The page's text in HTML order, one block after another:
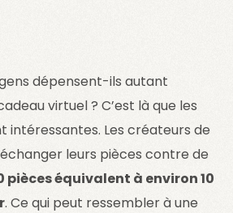
dépensent-ils autant
virtuel ? C’est là que les
intéressantes. Les créateurs de
leurs pièces contre de
pièces équivalent à environ 10
. Ce qui peut ressembler à une